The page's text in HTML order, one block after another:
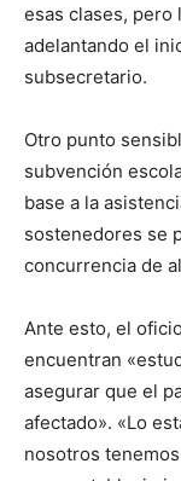
esas clases, pero
adelantando el
subsecretario.
Otro punto
subvención
base a la
sostenedores se
concurrencia de
Ante esto, el
encuentran
asegurar que el
afectado». «Lo
nosotros